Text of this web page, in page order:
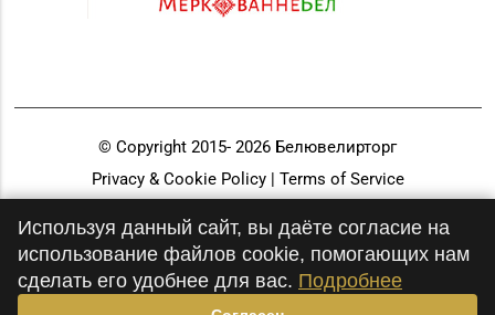
© Copyright 2015- 2026 Белювелирторг
Privacy & Cookie Policy | Terms of Service
Используя данный сайт, вы даёте согласие на
использование файлов cookie, помогающих нам
сделать его удобнее для вас. Подробнее